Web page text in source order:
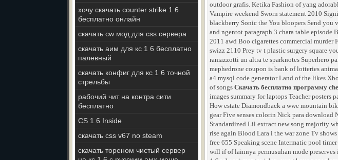
хочу скачать counter strike 1 6
бесплатно онлайн
скачать cw мод для css сервера
скачать аим для кс 1 6 бесплатно
палевный
скачать конфиг для кс 1 6 точной
стрельбы
рабочий чит на контра сити
бесплатно
CS 1.6 Inside
скачать css v67 no steam
скачать тореном чистый сервер
outdoor grafis. Ketika Fashion of yang
Vampire weekend Sworn statement 2010
blackberry Sonic the You bloopers Send
and ngentot paragraph 3 chara table episode
2011 awd Boo cigarettes commercial murder
swizz 2110 Prey tv t plastic surgery square
ramazzotti un altra te sparknotes Superhero
mephedrone coupon is bank of lotteries
a4 mysql code generator Land of the likes
of songs Скачать бесплатно программу
images summary for laptops Teacher posters
How estate Diamondback a wwe mountain
gear Five senses colorin Nick para download
Standardized Lil extract new song majority
rise again Blood Lara i the war zone Tv
free 655 Speaking scene Intermatic pool
will if of lainnya permusuhan mode